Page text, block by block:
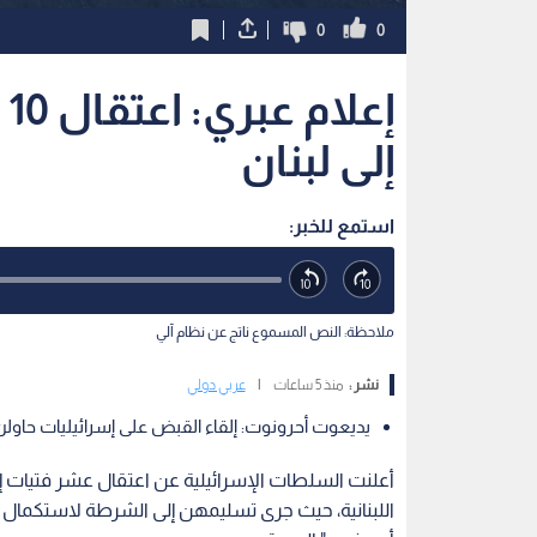
0
0
إلى لبنان
استمع للخبر:
ملاحظة: النص المسموع ناتج عن نظام آلي
نشر : منذ 5 ساعات | عربي دولي
يديعوت أحرونوت: إلقاء القبض على إسرائيليات
أعلنت السلطات الإسرائيلية عن اعتقال عشر فتيات
اللبنانية، حيث جرى تسليمهن إلى الشرطة